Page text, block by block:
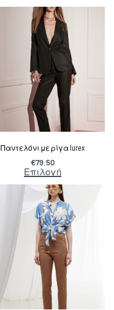
Παντελόνι με ρίγα lurex
€79.50
Επιλογή